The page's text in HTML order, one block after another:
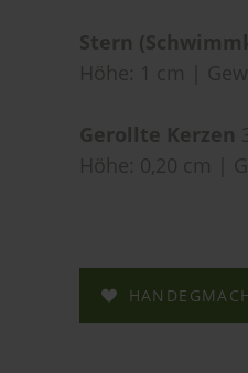
Stern
Höhe: 1 cm |
Gerollte Kerzen
Höhe: 0,20 cm |